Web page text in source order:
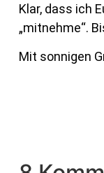
Klar, dass ich
„mitnehme“.
Mit sonnigen